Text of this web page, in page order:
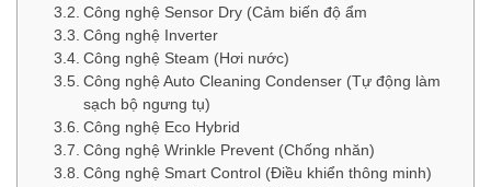
Công nghệ Sensor Dry (Cảm biến độ ẩm
Công nghệ Inverter
Công nghệ Steam (Hơi nước)
Công nghệ Auto Cleaning Condenser (Tự động làm
sạch bộ ngưng tụ)
Công nghệ Eco Hybrid
Công nghệ Wrinkle Prevent (Chống nhăn)
Công nghệ Smart Control (Điều khiển thông minh)